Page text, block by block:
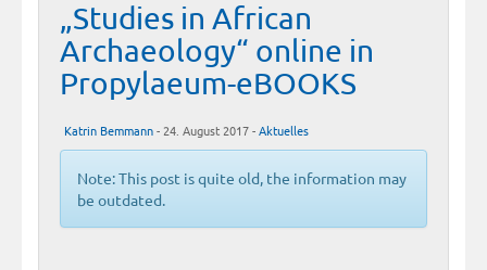
„Studies in African
Archaeology“ online in
Propylaeum-eBOOKS
Katrin Bemmann- 24. August 2017 -Aktuelles
Note: This post is quite old, the information may
be outdated.